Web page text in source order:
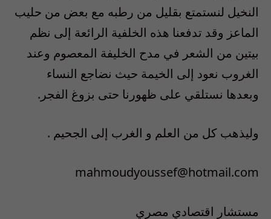
النخيل لنستمتع بقليل من رطبه مع بعض من حليب
الماعز وقد تدفعنا هذه الخلفية الرائعة إلى نظم
بيتين من الشعر في مدح الخليفة المعصوم وعند
الغروب نعود إلى الخيمة حيث نضاجع النساء
وبعدها نستلقي على ظهورنا حتى بزوغ الفجر.
وليذهب كل من العلم و الغرب إلى الجحيم .
mahmoudyoussef@hotmail.com
مستشار اقتصادي مصري